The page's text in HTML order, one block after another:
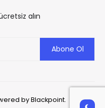
alın
by Blackpoint.